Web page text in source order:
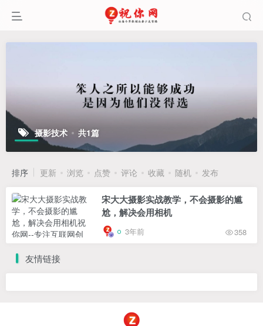
摄影技术 共1篇
排序 更新 浏览 点赞 评论 收藏 随机 发布
宋大大‮影摄‬实战教学，不会摄影的尴
尬，解决会用相机
3年前 358
友情链接